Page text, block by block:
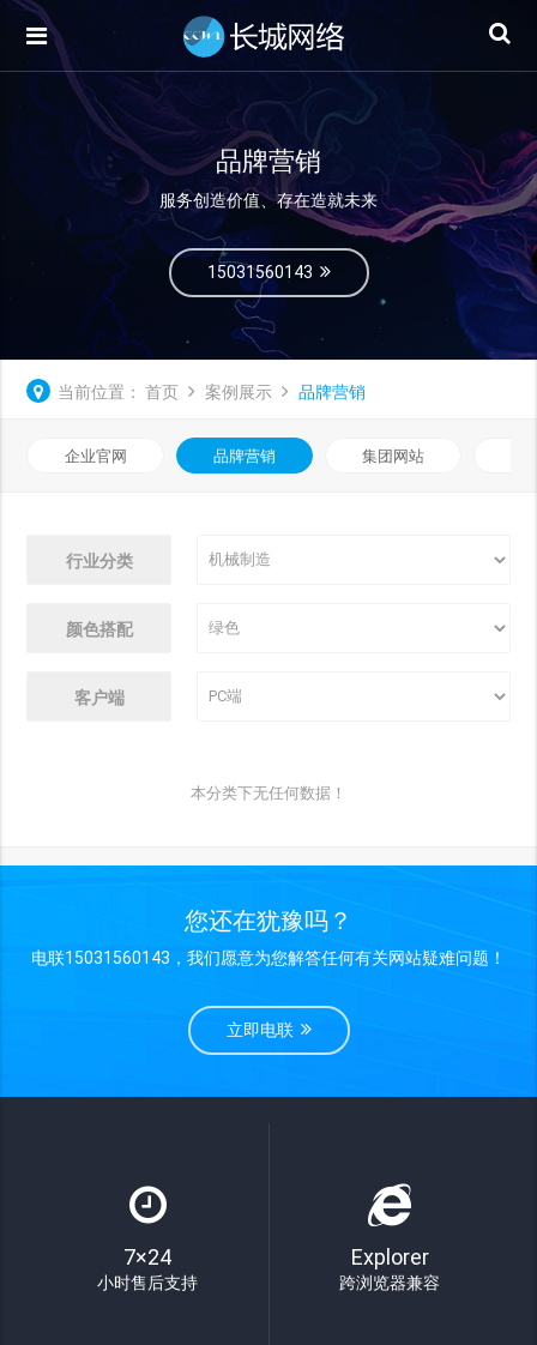
品牌营销
服务创造价值、存在造就未来
15031560143
当前位置： 首页 案例展示 品牌营销
企业官网 品牌营销 集团网站
行业分类
颜色搭配
客户端
本分类下无任何数据！
您还在犹豫吗？
电联15031560143，我们愿意为您解答任何有关网站疑难问题！
立即电联
7×24
小时售后支持
Explorer
跨浏览器兼容